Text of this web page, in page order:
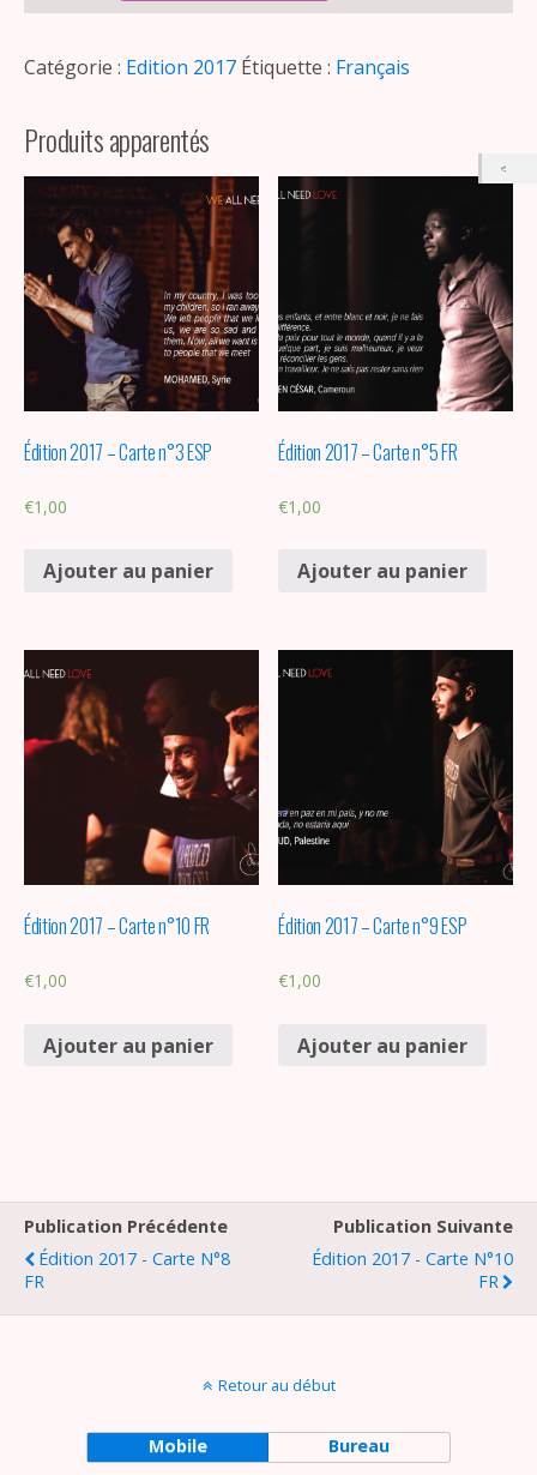
Catégorie : Edition 2017 Étiquette : Français
Produits apparentés
Édition 2017 – Carte n°3 ESP
€1,00
Ajouter au panier
Édition 2017 – Carte n°5 FR
€1,00
Ajouter au panier
Édition 2017 – Carte n°10 FR
€1,00
Ajouter au panier
Édition 2017 – Carte n°9 ESP
€1,00
Ajouter au panier
Publication Précédente
Édition 2017 - Carte N°8
FR
Publication Suivante
Édition 2017 - Carte N°10
FR
Retour au début
Mobile Bureau